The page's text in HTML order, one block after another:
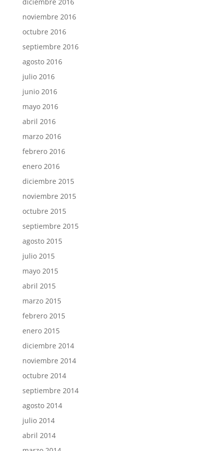
noviembre 2016
octubre 2016
septiembre 2016
agosto 2016
julio 2016
junio 2016
mayo 2016
abril 2016
marzo 2016
febrero 2016
enero 2016
diciembre 2015
noviembre 2015
octubre 2015
septiembre 2015
agosto 2015
julio 2015
mayo 2015
abril 2015
marzo 2015
febrero 2015
enero 2015
diciembre 2014
noviembre 2014
octubre 2014
septiembre 2014
agosto 2014
julio 2014
abril 2014